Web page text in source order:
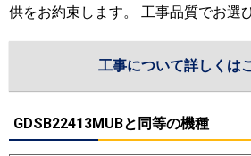
供をお約束します。 工事品質でお選
工事について詳しくは
GDSB22413MUBと同等の機種